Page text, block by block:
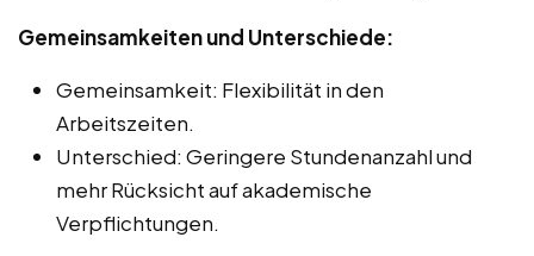
Gemeinsamkeiten und Unterschiede:
Gemeinsamkeit: Flexibilität in den
Arbeitszeiten.
Unterschied: Geringere Stundenanzahl und
mehr Rücksicht auf akademische
Verpflichtungen.